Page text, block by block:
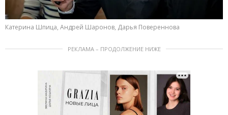
Катерина Шпица, Андрей Шаронов, Дарья Повереннова
РЕКЛАМА – ПРОДОЛЖЕНИЕ НИЖЕ